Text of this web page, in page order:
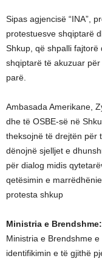
Sipas agjencisë “INA”,
protestuesve shqiptarë
Shkup, që shpalli
shqiptarë të akuzuar
parë.
Ambasada Amerikane,
dhe të OSBE-së në
theksojnë të drejtën për
dënojnë sjelljet e
për dialog midis
qetësimin e
protesta shkup
Ministria e
Ministria e Brendshme
identifikimin e të gjithë